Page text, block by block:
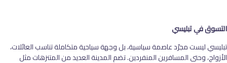
التسوق في تبليسي
تبليسي ليست مجرّد عاصمة سياسية، بل وجهة سياحية متكاملة تناسب العائلات،
الأزواج، وحتى المسافرين المنفردين. تضم المدينة العديد من المتنزهات مثل